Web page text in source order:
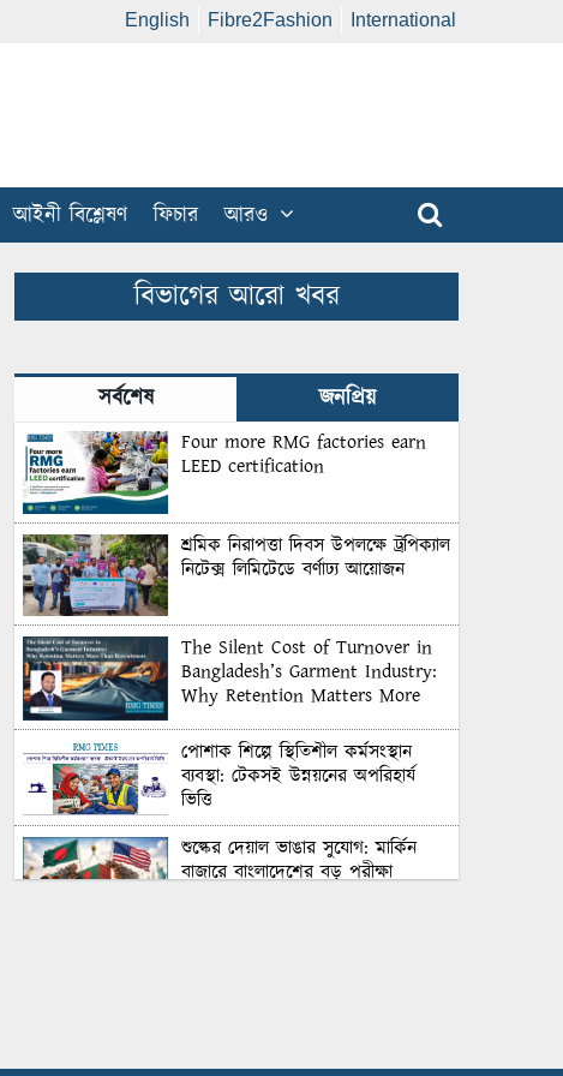
English Fibre2Fashion International
আইনী বিশ্লেষণ ফিচার আরও
বিভাগের আরো খবর
সর্বশেষ জনপ্রিয়
Four more RMG factories earn
LEED certification
শ্রমিক নিরাপত্তা দিবস উপলক্ষে ট্রপিক্যাল
নিটেক্স লিমিটেডে বর্ণাঢ্য আয়োজন
The Silent Cost of Turnover in
Bangladesh’s Garment Industry:
Why Retention Matters More
পোশাক শিল্পে স্থিতিশীল কর্মসংস্থান
ব্যবস্থা: টেকসই উন্নয়নের অপরিহার্য
ভিত্তি
শুল্কের দেয়াল ভাঙার সুযোগ: মার্কিন
বাজারে বাংলাদেশের বড় পরীক্ষা
Control Union Bangladesh Hosts